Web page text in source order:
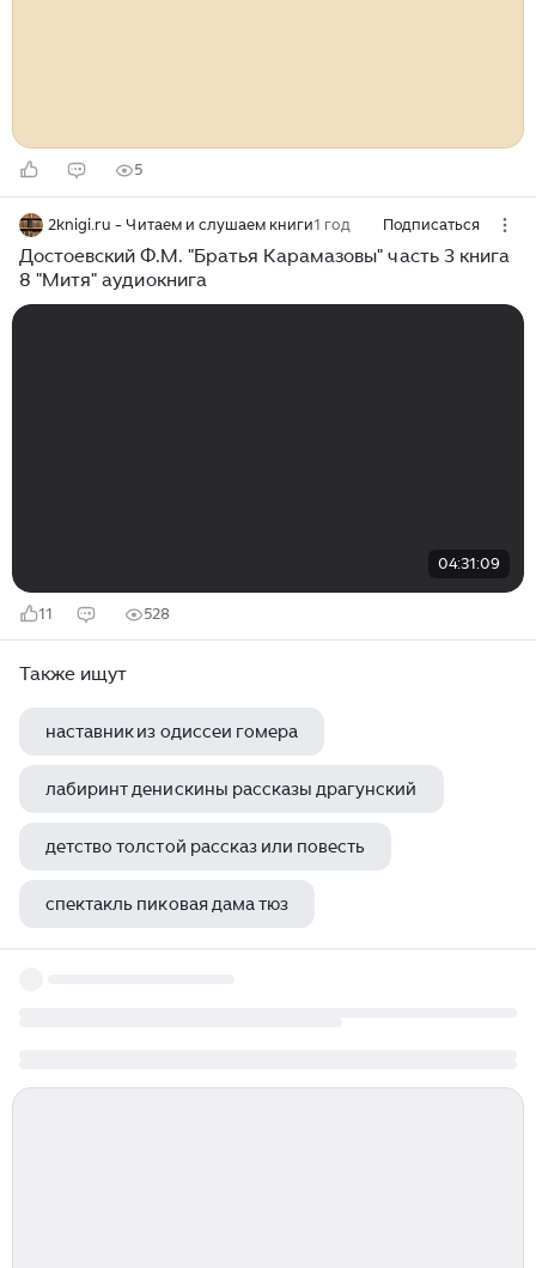
5
2knigi.ru - Читаем и слушаем книги1 год Подписаться
Достоевский Ф.М. "Братья Карамазовы" часть 3 книга
8 "Митя" аудиокнига
04:31:09
11 528
Также ищут
наставник из одиссеи гомера
лабиринт денискины рассказы драгунский
детство толстой рассказ или повесть
спектакль пиковая дама тюз